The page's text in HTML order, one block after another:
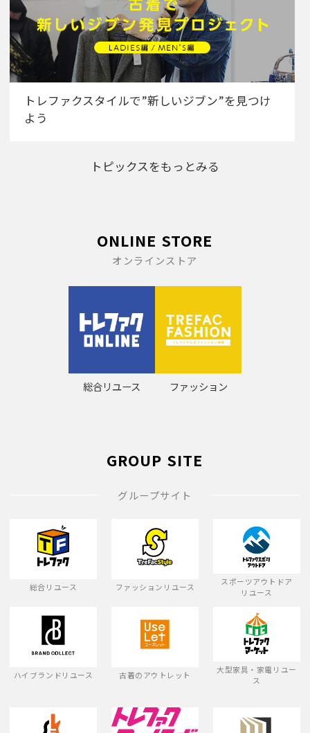
トレファクスタイルで”新しいジブン”を見つけ
よう
トピックスをもっとみる
ONLINE STORE
オンラインストア
総合リユース ファッション
GROUP SITE
グループサイト
総合リユース ファッションリユース
スポーツアウトドア
リユース
ハイブランドリユース 古着のアウトレット
大型家具・家電リユー
ス